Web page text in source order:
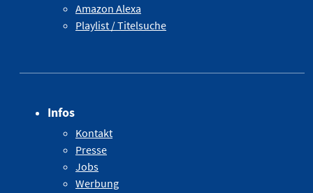
Amazon Alexa
Playlist / Titelsuche
Infos
Kontakt
Presse
Jobs
Werbung